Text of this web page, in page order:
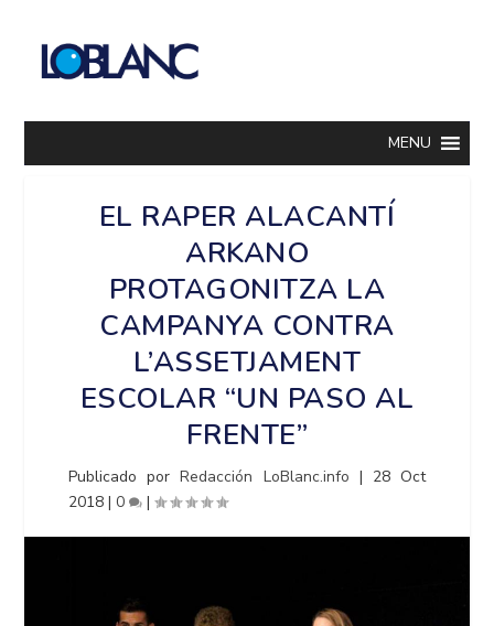
MENU
EL RAPER ALACANTÍ
ARKANO
PROTAGONITZA LA
CAMPANYA CONTRA
L’ASSETJAMENT
ESCOLAR “UN PASO AL
FRENTE”
Publicado porRedacción LoBlanc.info | 28 Oct
2018 |0 |